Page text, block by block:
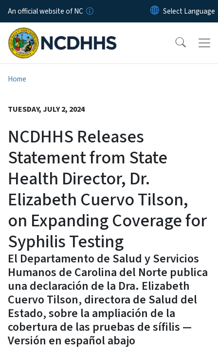
Skip to main content
An official website of NC
Home
TUESDAY, JULY 2, 2024
NCDHHS Releases
Statement from State
Health Director, Dr.
Elizabeth Cuervo Tilson,
on Expanding Coverage for
Syphilis Testing
El Departamento de Salud y Servicios
Humanos de Carolina del Norte publica
una declaración de la Dra. Elizabeth
Cuervo Tilson, directora de Salud del
Estado, sobre la ampliación de la
cobertura de las pruebas de sífilis —
Versión en español abajo